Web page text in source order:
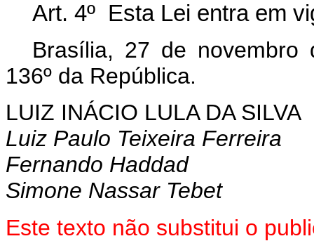
Art. 4º Esta Lei entra em
Brasília, 27 de novembro
136º da República.
LUIZ INÁCIO LULA DA SILVA
Luiz Paulo Teixeira Ferreira
Fernando Haddad
Simone Nassar Tebet
Este texto não substitui o